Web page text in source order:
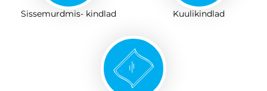
Sissemurdmis- kindlad Kuulikindlad